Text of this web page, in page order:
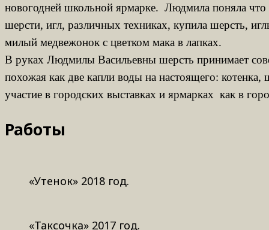
новогодней школьной ярмарке. Людмила поняла что
шерсти, игл, различных техниках, купила шерсть,
милый медвежонок с цветком мака в лапках.
В руках Людмилы Васильевны шерсть принимает
похожая как две капли воды на настоящего:
участие в городских выставках и ярмарках как в
Работы
«Утенок» 2018 год.
«Таксочка» 2017 год.